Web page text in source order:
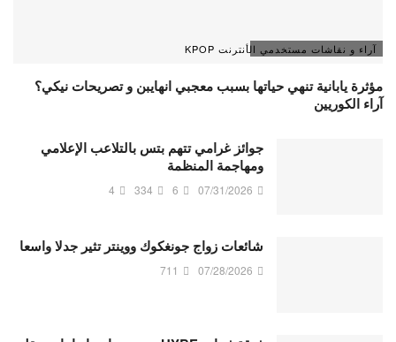
آراء و نقاشات مستخدمي الأنترنت KPOP
مؤثرة يابانية تنهي حياتها بسبب معجبي انهايبن و تصريحات نيكي؟
آراء الكوريين
جوائز غرامي تتهم بتس بالتلاعب الإعلامي
ومهاجمة المنظمة
07/31/2026
6
334
4
شائعات زواج جونغكوك ووينتر تثير جدلا واسعا
07/28/2026
711